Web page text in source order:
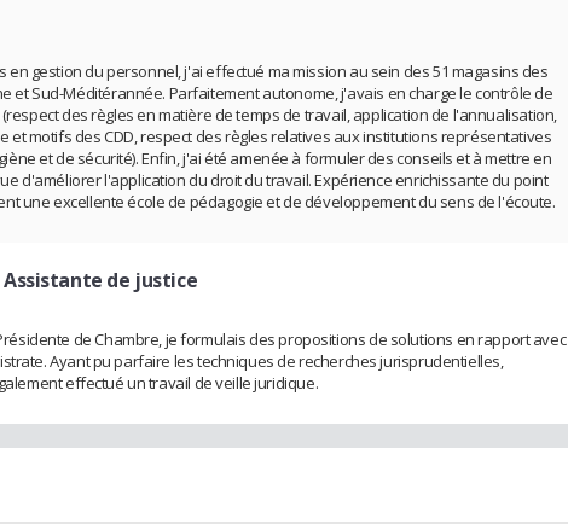
en gestion du personnel, j'ai effectué ma mission au sein des 51 magasins des
et Sud-Méditérannée. Parfaitement autonome, j'avais en charge le contrôle de
des règles en matière de temps de travail, application de l'annualisation,
et motifs des CDD, respect des règles relatives aux institutions représentatives
et de sécurité). Enfin, j'ai été amenée à formuler des conseils et à mettre en
d'améliorer l'application du droit du travail. Expérience enrichissante du point
une excellente école de pédagogie et de développement du sens de l'écoute.
de justice
de Chambre, je formulais des propositions de solutions en rapport avec
Ayant pu parfaire les techniques de recherches jurisprudentielles,
effectué un travail de veille juridique.